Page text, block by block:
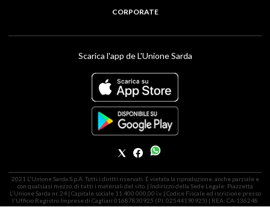
CORPORATE
Scarica l'app de L'Unione Sarda
2021 L'Unione Sarda S.p.A. Tutti i diritti riservati. É vietata la riproduzione, anche parziale e
con qualsiasi mezzo, di tutti i materiali del sito. | Indirizzo della Sede Legale: Piazzetta
L'Unione Sarda nr. 24 | Capitale sociale 11.400.000,00 i.v. | Codice Fiscale ed iscrizione presso
l'Ufficio Registro Imprese di Cagliari 01687830925 (P.I. 02544190925) | REA: CA-136248